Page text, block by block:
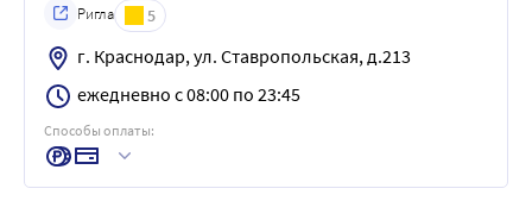
Ригла 5
г. Краснодар, ул. Ставропольская, д.213
ежедневно с 08:00 по 23:45
Способы оплаты: